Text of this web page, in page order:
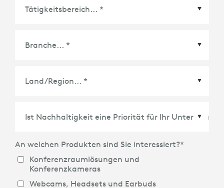
An welchen Produkten sind Sie interessiert?*
Konferenzraumlösungen und
Konferenzkameras
Webcams, Headsets und Earbuds